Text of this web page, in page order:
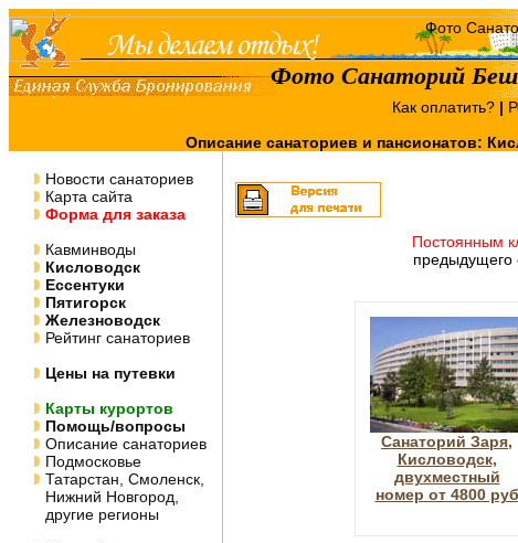
Фото Санаторий
Как оплатить? |
Описание санаториев и пансионатов:
Новости санаториев
Карта сайта
Форма для заказа
Кавминводы
Кисловодск
Ессентуки
Пятигорск
Железноводск
Рейтинг санаториев
Цены на путевки
Карты курортов
Помощь/вопросы
Описание санаториев
Подмосковье
Татарстан, Смоленск,
Нижний Новгород,
другие регионы
Постоянным
предыдущего
Санаторий Заря,
Кисловодск,
двухместный
номер от 4800 руб